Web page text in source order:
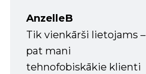
AnzelleB
Tik vienkārši lietojams –
pat mani
tehnofobiskākie klienti